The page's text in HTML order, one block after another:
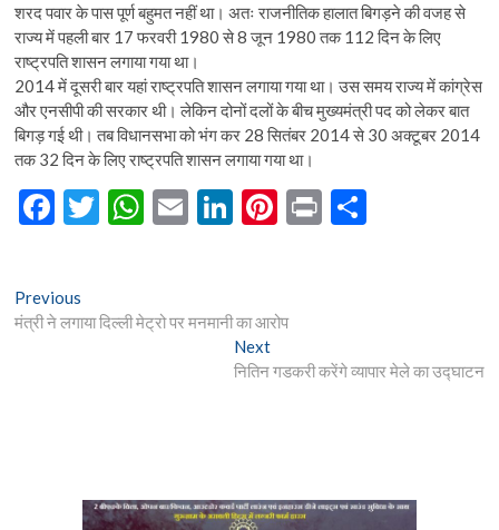
शरद पवार के पास पूर्ण बहुमत नहीं था। अतः राजनीतिक हालात बिगड़ने की वजह से
राज्य में पहली बार 17 फरवरी 1980 से 8 जून 1980 तक 112 दिन के लिए
राष्ट्रपति शासन लगाया गया था।
2014 में दूसरी बार यहां राष्ट्रपति शासन लगाया गया था। उस समय राज्य में कांग्रेस
और एनसीपी की सरकार थी। लेकिन दोनों दलों के बीच मुख्यमंत्री पद को लेकर बात
बिगड़ गई थी। तब विधानसभा को भंग कर 28 सितंबर 2014 से 30 अक्टूबर 2014
तक 32 दिन के लिए राष्ट्रपति शासन लगाया गया था।
F
b
T
er
W
s
E
l
Li
dI
n
Pi
es
Pr
Post
navigation
Previous
post:
मंत्री ने लगाया दिल्ली मेट्रो पर मनमानी का आरोप
NextNext
post:
नितिन गडकरी करेंगे व्यापार मेले का उद्घाटन